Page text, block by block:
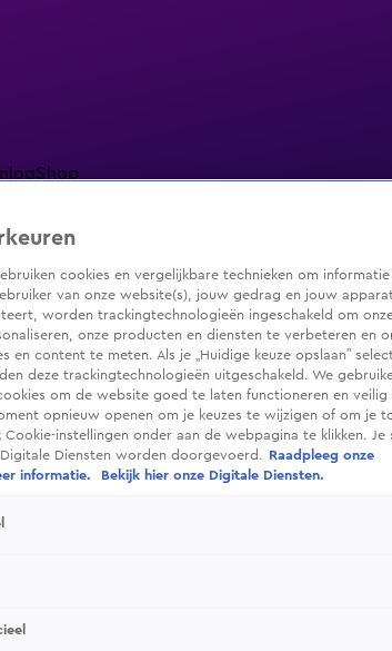
Shop
Shop
cookies en vergelijkbare technieken om
van onze website(s), jouw gedrag en jouw
worden trackingtechnologieën ingeschakeld om
onze producten en diensten te verbeteren en
en content te meten. Als je „Huidige keuze opslaan”
deze trackingtechnologieën uitgeschakeld. We
om de website goed te laten functioneren en veilig
opnieuw openen om je keuzes te wijzigen of om je
instellingen onder aan de webpagina te klikken. Je
Diensten worden doorgevoerd.
Raadpleeg onze
informatie.
Bekijk hier onze Digitale Diensten.